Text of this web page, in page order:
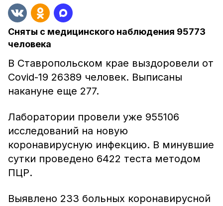
Сняты с медицинского наблюдения 95773
человека
В Ставропольском крае выздоровели от
Covid-19 26389 человек. Выписаны
накануне еще 277.
Лаборатории провели уже 955106
исследований на новую
коронавирусную инфекцию. В минувшие
сутки проведено 6422 теста методом
ПЦР.
Выявлено 233 больных коронавирусной